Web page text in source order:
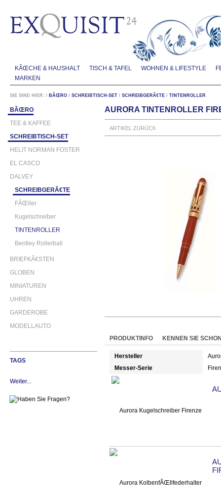
KÃŒCHE & HAUSHALT TISCH & TAFEL WOHNEN & LIFESTYLE
MARKEN
SIE SIND HIER: / BÃŒRO / SCHREIBTISCH-SET / SCHREIBGERÃ€TE / TINTENROLLER
BÃŒRO
TEE & KAFFEE
SCHREIBTISCH-SET
HELIT NORMAN FOSTER
EL CASCO
DALVEY
SCHREIBGERÃ€TE
FÃŒller
Kugelschreiber
TINTENROLLER
Bentley Rollerball
BRIEFKÃ€STEN
GLOBEN
MINIATUREN
UHREN
GARDEROBE
MODELLAUTO
TAGS
Weiter...
AURORA TINTENROLLER
ARTIKEL ZURÜCK
PRODUKTINFO KENNEN SIE
Hersteller
Messer-Serie